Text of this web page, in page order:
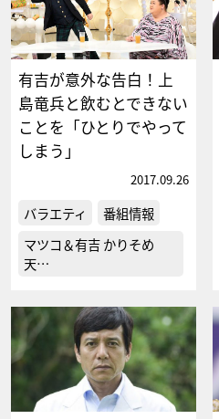
有吉が意外な告白！上
島竜兵と飲むとできない
ことを「ひとりでやって
しまう」
2017.09.26
バラエティ
番組情報
マツコ＆有吉 かりそめ
天…